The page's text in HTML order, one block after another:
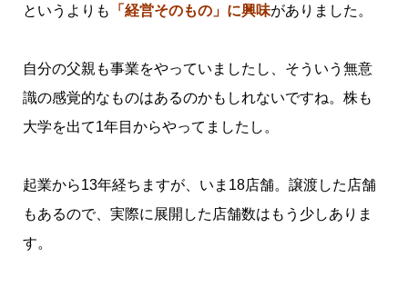
というよりも
「経営そのもの」に興味がありました。
自分の父親も事業をやっていましたし、そういう無意
識の感覚的なものはあるのかもしれないですね。株も
大学を出て1年目からやってましたし。
起業から13年経ちますが、いま18店舗。譲渡した店舗
もあるので、実際に展開した店舗数はもう少しありま
す。